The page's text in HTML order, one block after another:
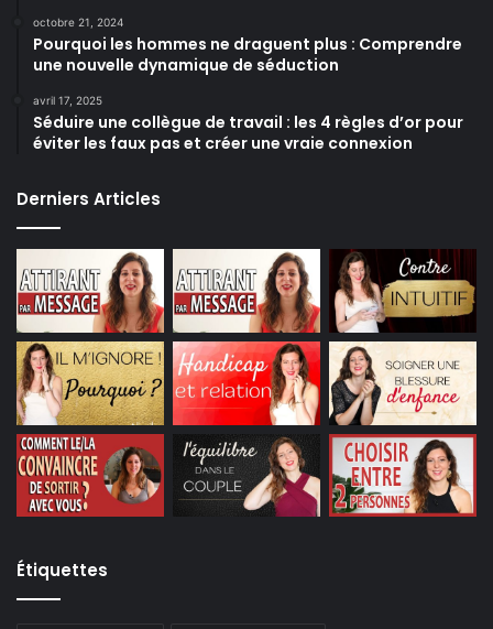
octobre 21, 2024
Pourquoi les hommes ne draguent plus : Comprendre
une nouvelle dynamique de séduction
avril 17, 2025
Séduire une collègue de travail : les 4 règles d’or pour
éviter les faux pas et créer une vraie connexion
Derniers Articles
Étiquettes